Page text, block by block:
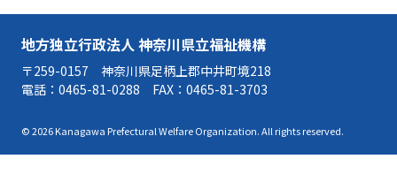
地方独立行政法人 神奈川県立福祉機構
〒259-0157 神奈川県足柄上郡中井町境218
電話： 0465-81-0288 FAX：0465-81-3703
© 2026 Kanagawa Prefectural Welfare Organization. All rights reserved.